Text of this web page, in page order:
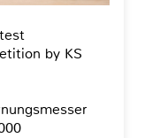
by KS